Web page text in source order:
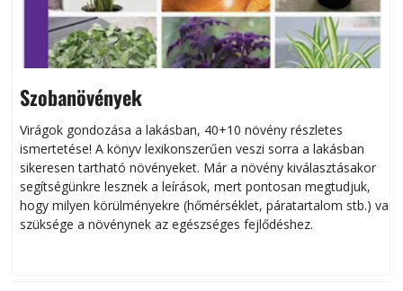
Szobanövények
Virágok gondozása a lakásban, 40+10 növény részletes
ismertetése! A könyv lexikonszerűen veszi sorra a lakásban
sikeresen tart­ha­tó növényeket. Már a növény kiválasztásakor
segítségünkre lesznek a leírások, mert pontosan megtudjuk,
hogy milyen körülményekre (hőmérséklet, páratartalom stb.) van
szüksége a növénynek az egészséges fejlődéshez.